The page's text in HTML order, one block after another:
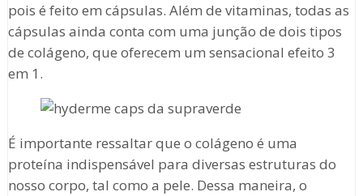
pois é feito em cápsulas. Além de vitaminas, todas as
cápsulas ainda conta com uma junção de dois tipos
de colágeno, que oferecem um sensacional efeito 3
em 1.
É importante ressaltar que o colágeno é uma
proteína indispensável para diversas estruturas do
nosso corpo, tal como a pele. Dessa maneira, o